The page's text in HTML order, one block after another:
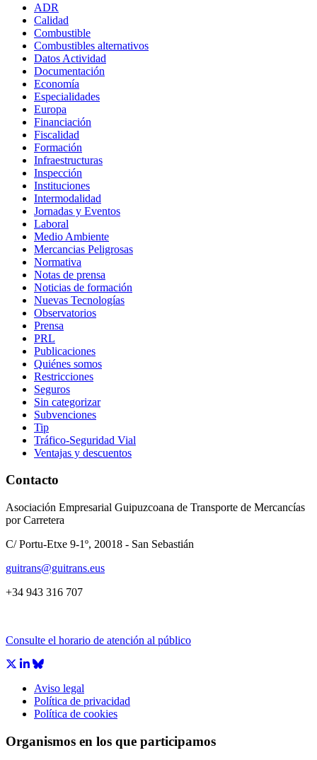
ADR
Calidad
Combustible
Combustibles alternativos
Datos Actividad
Documentación
Economía
Especialidades
Europa
Financiación
Fiscalidad
Formación
Infraestructuras
Inspección
Instituciones
Intermodalidad
Jornadas y Eventos
Laboral
Medio Ambiente
Mercancias Peligrosas
Normativa
Notas de prensa
Noticias de formación
Nuevas Tecnologías
Observatorios
Prensa
PRL
Publicaciones
Quiénes somos
Restricciones
Seguros
Sin categorizar
Subvenciones
Tip
Tráfico-Seguridad Vial
Ventajas y descuentos
Contacto
Asociación Empresarial Guipuzcoana de Transporte de Mercancías
por Carretera
C/ Portu-Etxe 9-1º, 20018 - San Sebastián
guitrans@guitrans.eus
+34 943 316 707
Consulte el horario de atención al público
Aviso legal
Política de privacidad
Política de cookies
Organismos en los que participamos